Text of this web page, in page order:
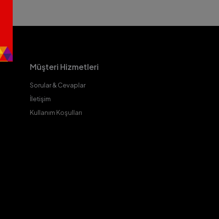
Müşteri Hizmetleri
Sorular & Cevaplar
İletişim
Kullanım Koşulları